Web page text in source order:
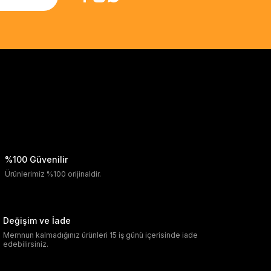
%100 Güvenilir
Ürünlerimiz %100 orijinaldir.
Değişim ve İade
Memnun kalmadığınız ürünleri 15 iş günü içerisinde iade
edebilirsiniz.